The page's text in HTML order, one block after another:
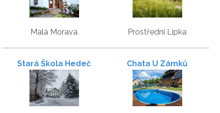
Malá Morava Prostřední Lipka
Stará Škola Hedeč Chata U Zámků